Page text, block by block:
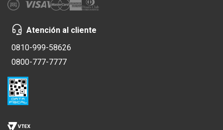
Atención al cliente
0810-999-58626
0800-777-7777